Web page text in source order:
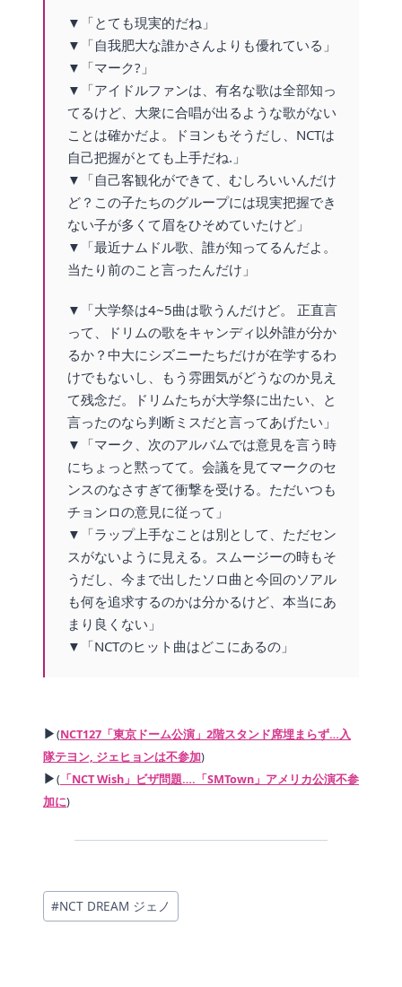
▼「とても現実的だね」
▼「自我肥大な誰かさんよりも優れている」
▼「マーク?」
▼「アイドルファンは、有名な歌は全部知っ
てるけど、大衆に合唱が出るような歌がない
ことは確かだよ。ドヨンもそうだし、NCTは
自己把握がとても上手だね.」
▼「自己客観化ができて、むしろいいんだけ
ど？この子たちのグループには現実把握でき
ない子が多くて眉をひそめていたけど」
▼「最近ナムドル歌、誰が知ってるんだよ。
当たり前のこと言ったんだけ」
▼「大学祭は4~5曲は歌うんだけど。 正直言
って、ドリムの歌をキャンディ以外誰が分か
るか？中大にシズニーたちだけが在学するわ
けでもないし、もう雰囲気がどうなのか見え
て残念だ。ドリムたちが大学祭に出たい、と
言ったのなら判断ミスだと言ってあげたい」
▼「マーク、次のアルバムでは意見を言う時
にちょっと黙ってて。会議を見てマークのセ
ンスのなさすぎて衝撃を受ける。ただいつも
チョンロの意見に従って」
▼「ラップ上手なことは別として、ただセン
スがないように見える。スムージーの時もそ
うだし、今まで出したソロ曲と今回のソアル
も何を追求するのかは分かるけど、本当にあ
まり良くない」
▼「NCTのヒット曲はどこにあるの」
▶(NCT127「東京ドーム公演」2階スタンド席埋まらず…入
隊テヨン, ジェヒョンは不参加)
▶( 「NCT Wish」ビザ問題….「SMTown」アメリカ公演不参
加に)
投
稿
#NCT DREAM ジェノ